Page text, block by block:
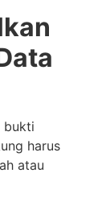
bukti
harus
atau